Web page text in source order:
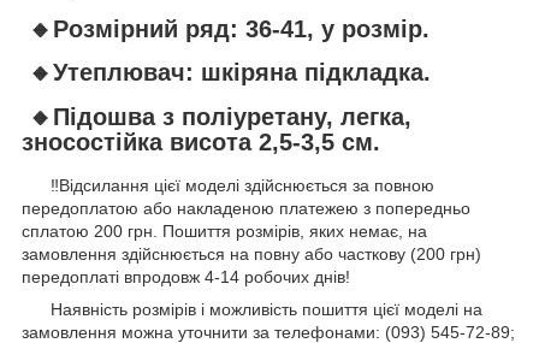
🔸Розмірний ряд: 36-41, у розмір.
🔸Утеплювач: шкіряна підкладка.
🔸Підошва з поліуретану, легка,
зносостійка висота 2,5-3,5 см.
‼️Відсилання цієї моделі здійснюється за повною
передоплатою або накладеною платежею з попередньо
сплатою 200 грн. Пошиття розмірів, яких немає, на
замовлення здійснюється на повну або часткову (200 грн)
передоплаті впродовж 4-14 робочих днів!️
Наявність розмірів і можливість пошиття цієї моделі на
замовлення можна уточнити за телефонами: (093) 545-72-89;